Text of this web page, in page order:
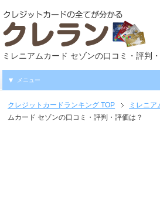
ミレニアムカード セゾンの口コミ・評判
メニュー
クレジットカードランキング TOP ミレニア
ムカード セゾンの口コミ・評判・評価は？